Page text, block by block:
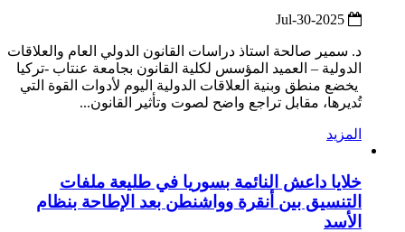
د. سمير صالحة استاذ دراسات القانون الدولي العام والعلاقات
الدولية – العميد المؤسس لكلية القانون بجامعة عنتاب -تركيا
يخضع منطق وبنية العلاقات الدولية اليوم لأدوات القوة التي
تُديرها، مقابل تراجع واضح لصوت وتأثير القانون...
المزيد
خلايا داعش النائمة بسوريا في طليعة ملفات
التنسيق بين أنقرة وواشنطن بعد الإطاحة بنظام
الأسد